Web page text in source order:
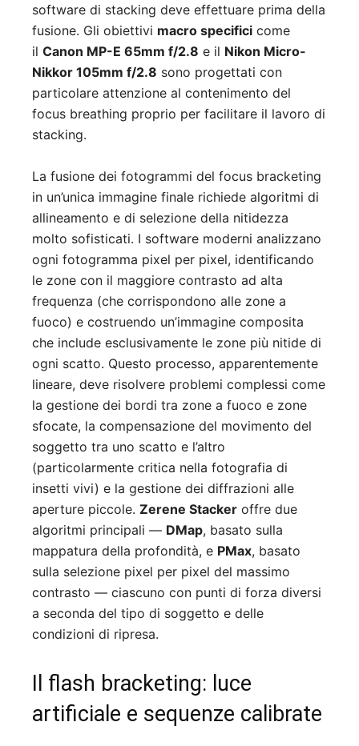
software di stacking deve effettuare prima della
fusione. Gli obiettivi macro specifici come
il Canon MP-E 65mm f/2.8 e il Nikon Micro-
Nikkor 105mm f/2.8 sono progettati con
particolare attenzione al contenimento del
focus breathing proprio per facilitare il lavoro di
stacking.
La fusione dei fotogrammi del focus bracketing
in un’unica immagine finale richiede algoritmi di
allineamento e di selezione della nitidezza
molto sofisticati. I software moderni analizzano
ogni fotogramma pixel per pixel, identificando
le zone con il maggiore contrasto ad alta
frequenza (che corrispondono alle zone a
fuoco) e costruendo un’immagine composita
che include esclusivamente le zone più nitide di
ogni scatto. Questo processo, apparentemente
lineare, deve risolvere problemi complessi come
la gestione dei bordi tra zone a fuoco e zone
sfocate, la compensazione del movimento del
soggetto tra uno scatto e l’altro
(particolarmente critica nella fotografia di
insetti vivi) e la gestione dei diffrazioni alle
aperture piccole. Zerene Stacker offre due
algoritmi principali — DMap, basato sulla
mappatura della profondità, e PMax, basato
sulla selezione pixel per pixel del massimo
contrasto — ciascuno con punti di forza diversi
a seconda del tipo di soggetto e delle
condizioni di ripresa.
Il flash bracketing: luce
artificiale e sequenze calibrate